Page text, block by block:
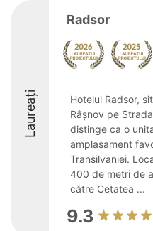
Laureați
Radsor
Hotelul Radsor,
Râșnov pe
distinge ca o
amplasament
Transilvaniei.
400 de metri de
către Cetatea ...
9.3